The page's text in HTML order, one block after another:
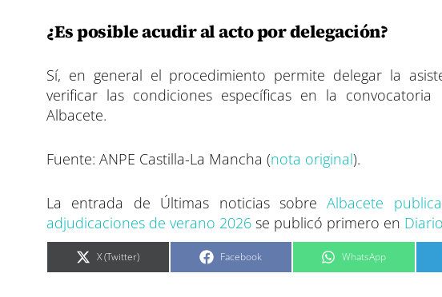
¿Es posible acudir al acto por delegación?
Sí, en general el procedimiento permite delegar la
verificar las condiciones específicas en la
Albacete.
Fuente: ANPE Castilla-La Mancha (nota original).
La entrada de Últimas noticias sobreAlbacete
adjudicaciones de verano 2026 se publicó primero en
C
m
X (Twitter) C
m
Facebook C
m
WhatsApp